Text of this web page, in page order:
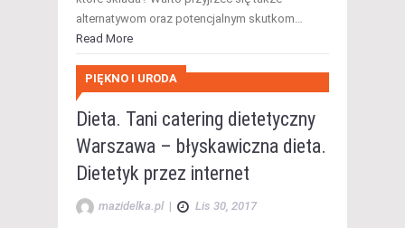
alternatywom oraz potencjalnym skutkom…
Read More
PIĘKNO I URODA
Dieta. Tani catering dietetyczny
Warszawa – błyskawiczna dieta.
Dietetyk przez internet
mazidelka.pl | Lis 30, 2017